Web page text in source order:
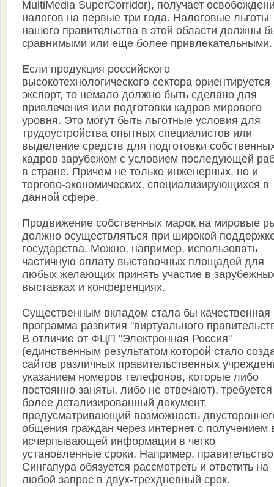
MultiMedia SuperCorridor), получает
налогов на первые три года. Налоговые льготы
нашего правительства в этой области должны
сравнимыми или еще более привлекательными.
Если продукция российского
высокотехнологического сектора ориентируется
экспорт, то немало должно быть сделано для
привлечения или подготовки кадров мирового
уровня. Это могут быть льготные условия для
трудоустройства опытных специалистов или
выделение средств для подготовки
кадров зарубежом с условием последующей
в стране. Причем не только инженерных, но и
торгово-экономических, специализирующихся в
данной сфере.
Продвижение собственных марок на мировые
должно осуществляться при широкой
государства. Можно, например, использовать
частичную оплату выставочных площадей для
любых желающих принять участие в
выставках и конференциях.
Существенным вкладом стала бы качественная
программа развития "виртуального
В отличие от ФЦП "Электронная Россия"
(единственным результатом которой стало
сайтов различных правительственных
указанием номеров телефонов, которые либо
постоянно заняты, либо не отвечают), требуется
более детализированный документ,
предусматривающий возможность
общения граждан через интернет с получением
исчерпывающей информации в четко
установленные сроки. Например, правительство
Сингапура обязуется рассмотреть и ответить на
любой запрос в двух-трехдневный срок.